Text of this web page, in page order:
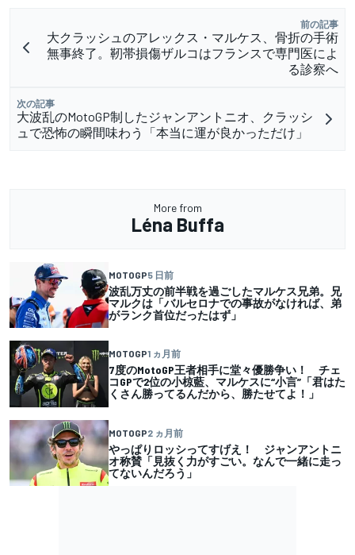
前の記事
大クラッシュのアレックス・マルケス、骨折の手術
無事終了。靭帯損傷ザルコはフランスで専門医によ
る診察へ
次の記事
大波乱のMotoGP制したジャンアントニオ、クラッシ
ュで恐怖の瞬間味わう「本当に運が良かっただけ」
More from
Léna Buffa
MOTOGP5 日前
波乱万丈の前半戦を過ごしたマルケス兄弟。兄
マルクは「バルセロナでの事故がなければ、弟
がランク首位だったはず」
MOTOGP1 ヵ月前
7度のMotoGP王者相手に堂々優勝争い！ チェ
コGPで2位の小椋藍、マルケスに“小言”「君はた
くさん勝ってるんだから、勝たせてよ！」
MOTOGP2 ヵ月前
やっぱりロッシってすげえ！ ジャンアントニ
オ称賛「見抜く力がすごい。なんで一緒に走っ
てないんだろう」